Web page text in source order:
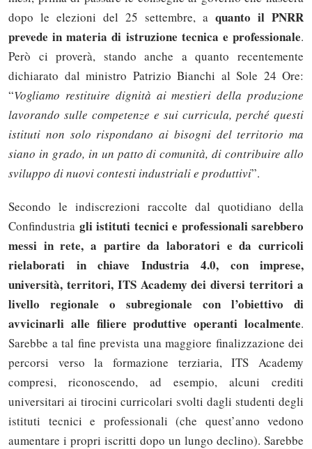
dopo le elezioni del 25 settembre, a quanto il PNRR
prevede in materia di istruzione tecnica e professionale.
Però ci proverà, stando anche a quanto recentemente
dichiarato dal ministro Patrizio Bianchi al Sole 24 Ore:
“Vogliamo restituire dignità ai mestieri della produzione
lavorando sulle competenze e sui curricula, perché questi
istituti non solo rispondano ai bisogni del territorio ma
siano in grado, in un patto di comunità, di contribuire allo
sviluppo di nuovi contesti industriali e produttivi”.
Secondo le indiscrezioni raccolte dal quotidiano della
Confindustria gli istituti tecnici e professionali sarebbero
messi in rete, a partire da laboratori e da curricoli
rielaborati in chiave Industria 4.0, con imprese,
università, territori, ITS Academy dei diversi territori a
livello regionale o subregionale con l’obiettivo di
avvicinarli alle filiere produttive operanti localmente.
Sarebbe a tal fine prevista una maggiore finalizzazione dei
percorsi verso la formazione terziaria, ITS Academy
compresi, riconoscendo, ad esempio, alcuni crediti
universitari ai tirocini curricolari svolti dagli studenti degli
istituti tecnici e professionali (che quest’anno vedono
aumentare i propri iscritti dopo un lungo declino). Sarebbe